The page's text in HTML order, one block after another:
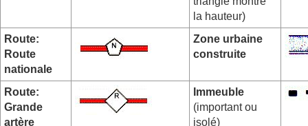
la hauteur)
Route:
Route
nationale
Zone urbaine
construite
Route:
Grande
artère
Immeuble
(important ou
isolé)